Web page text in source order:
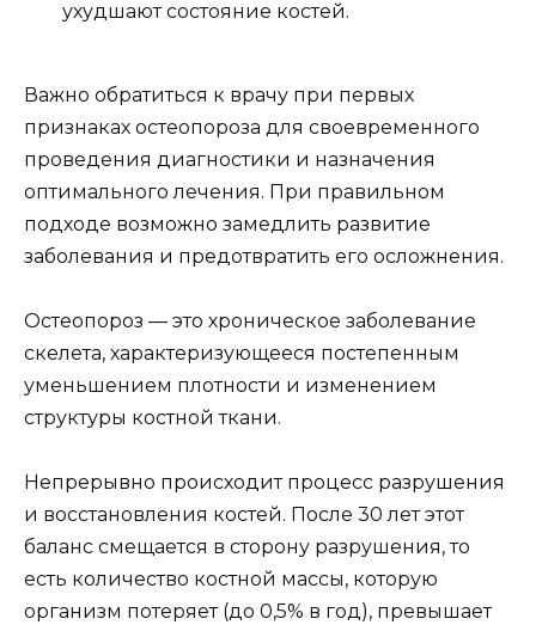
ухудшают состояние костей.
Важно обратиться к врачу при первых
признаках остеопороза для своевременного
проведения диагностики и назначения
оптимального лечения. При правильном
подходе возможно замедлить развитие
заболевания и предотвратить его осложнения.
Остеопороз — это хроническое заболевание
скелета, характеризующееся постепенным
уменьшением плотности и изменением
структуры костной ткани.
Непрерывно происходит процесс разрушения
и восстановления костей. После 30 лет этот
баланс смещается в сторону разрушения, то
есть количество костной массы, которую
организм потеряет (до 0,5% в год), превышает